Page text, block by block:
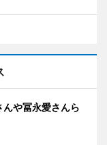
や冨永愛さんら